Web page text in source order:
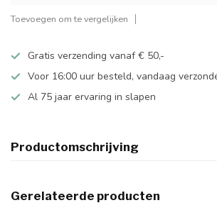
Toevoegen om te vergelijken
Gratis verzending vanaf € 50,-
Voor 16:00 uur besteld, vandaag
Al 75 jaar ervaring in slapen
Productomschrijving
Gerelateerde producten